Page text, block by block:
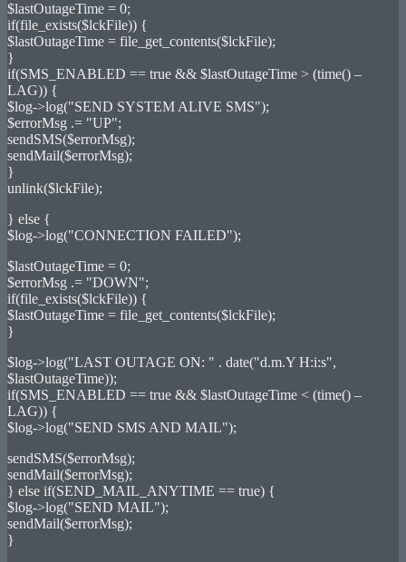
$lastOutageTime = 0;
if(file_exists($lckFile)) {
$lastOutageTime = file_get_contents($lckFile);
}
if(SMS_ENABLED == true && $lastOutageTime > (time() –
LAG)) {
$log->log("SEND SYSTEM ALIVE SMS");
$errorMsg .= "UP";
sendSMS($errorMsg);
sendMail($errorMsg);
}
unlink($lckFile);
} else {
$log->log("CONNECTION FAILED");
$lastOutageTime = 0;
$errorMsg .= "DOWN";
if(file_exists($lckFile)) {
$lastOutageTime = file_get_contents($lckFile);
}
$log->log("LAST OUTAGE ON: " . date("d.m.Y H:i:s",
$lastOutageTime));
if(SMS_ENABLED == true && $lastOutageTime < (time() –
LAG)) {
$log->log("SEND SMS AND MAIL");
sendSMS($errorMsg);
sendMail($errorMsg);
} else if(SEND_MAIL_ANYTIME == true) {
$log->log("SEND MAIL");
sendMail($errorMsg);
}